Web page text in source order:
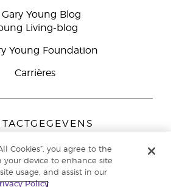
Gary Young Blog
Living-blog
Young Foundation
Carrières
Peizerweg 97
AJ Groningen
Nederland
Cookies”, you agree to the
your device to enhance site
usage, and assist in our
Policy